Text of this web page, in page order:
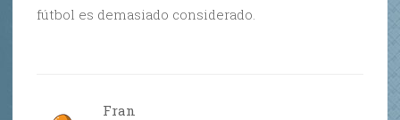
fútbol es demasiado considerado.
Fran